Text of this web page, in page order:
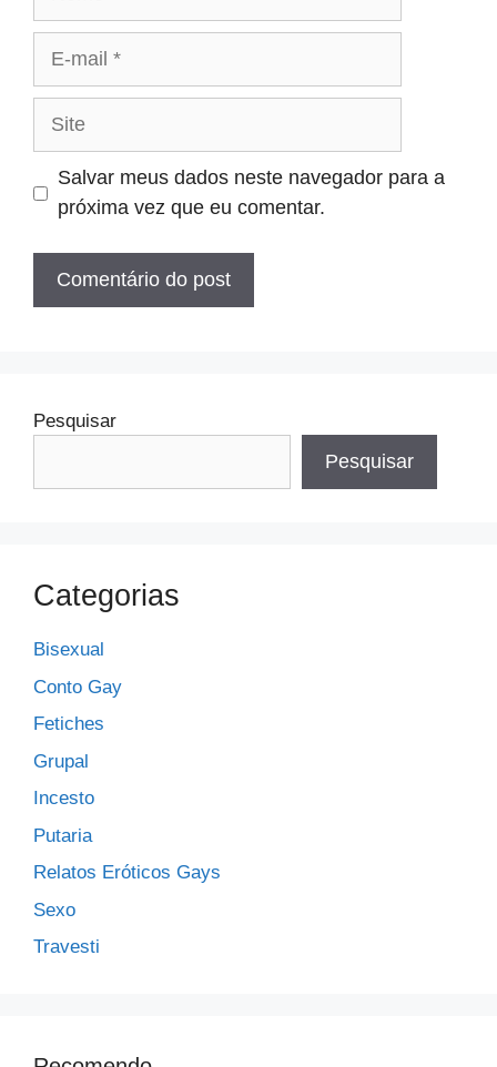
Site
Salvar meus dados neste navegador para a
próxima vez que eu comentar.
Pesquisar
Pesquisar
Categorias
Bisexual
Conto Gay
Fetiches
Grupal
Incesto
Putaria
Relatos Eróticos Gays
Sexo
Travesti